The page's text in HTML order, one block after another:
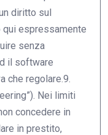
diritto sul
espressamente
senza
il software
che regolare.9.
Nei limiti
concedere in
in prestito,